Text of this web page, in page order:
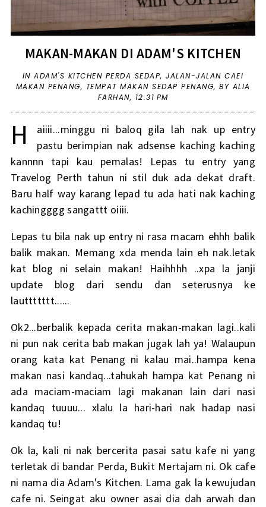
MAKAN-MAKAN DI ADAM'S KITCHEN
INADAM'S KITCHEN PERDA SEDAP,JALAN-JALAN CAEI
MAKAN PENANG, TEMPAT MAKAN SEDAP PENANG, BY ALIA
FARHAN, 12:31 PM
H
aiiii...minggu ni baloq gila lah nak up entry
pastu berimpian nak adsense kaching kaching
kannnn tapi kau pemalas! Lepas tu entry yang
Travelog Perth tahun ni stil duk ada dekat draft.
Baru half way karang lepad tu ada hati nak kaching
kachingggg sangattt oiiii.
Lepas tu bila nak up entry ni rasa macam ehhh balik
balik makan. Memang xda menda lain eh nak.letak
kat blog ni selain makan! Haihhhh ..xpa la janji
update blog dari sendu dan seterusnya ke
lauttttttt......
Ok2...berbalik kepada cerita makan-makan lagi..kali
ni pun nak cerita bab makan jugak lah ya! Walaupun
orang kata kat Penang ni kalau mai..hampa kena
makan nasi kandaq...tahukah hampa kat Penang ni
ada maciam-maciam lagi makanan lain dari nasi
kandaq tuuuu... xlalu la hari-hari nak hadap nasi
kandaq tu!
Ok la, kali ni nak bercerita pasai satu kafe ni yang
terletak di bandar Perda, Bukit Mertajam ni. Ok cafe
ni nama dia Adam's Kitchen. Lama gak la kewujudan
cafe ni. Seingat aku owner asai dia dah arwah dan